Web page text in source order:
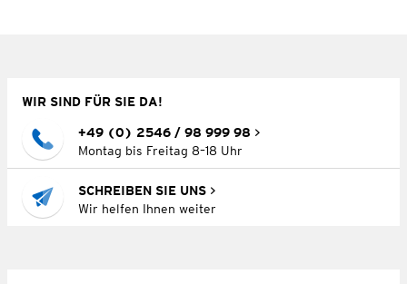
WIR SIND FÜR SIE DA!
+49 (0) 2546 / 98 999 98
Montag bis Freitag 8–18 Uhr
SCHREIBEN SIE UNS
Wir helfen Ihnen weiter